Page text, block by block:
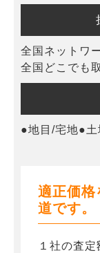
全国ネットワ
全国どこでも
●地目/宅地●
適正価格
道です。
１社の査